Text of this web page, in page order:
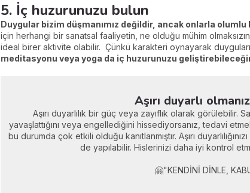
5. İç huzurunuzu bulun
Duygular bizim düşmanımız değildir, ancak onlarla
için herhangi bir sanatsal faaliyetin, ne olduğu mühim
ideal birer aktivite olabilir. Çünkü karakteri oynayarak
meditasyonu veya yoga da iç huzurunuzu
Aşırı duyarlı
Aşırı duyarlılık bir güç veya zayıflık olarak görülebilir.
yavaşlattığını veya engellediğini hissediyorsanız, tedavi
bu durumda çok etkili olduğu kanıtlanmıştır. Aşırı
de yapılabilir. Hislerinizi daha iyi kontrol
🤗"KENDİNİ DİNLE,